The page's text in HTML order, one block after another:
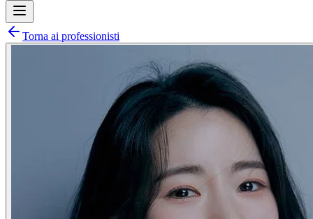
Torna ai professionisti